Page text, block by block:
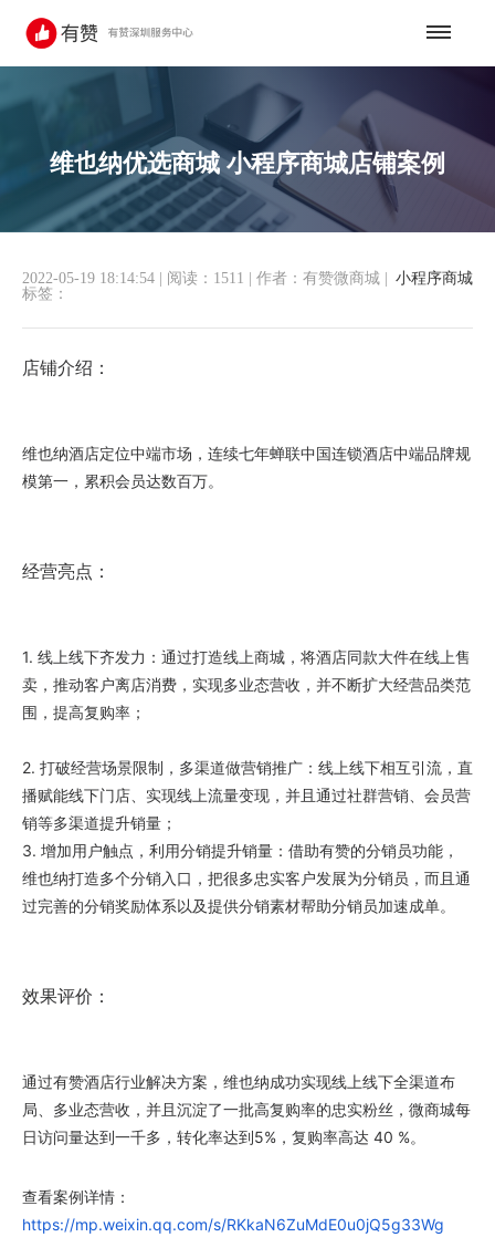
维也纳优选商城 小程序商城店铺案例
小程序商城
2022-05-19 18:14:54 阅读：1511 作者：有赞微商城
标签：
店铺介绍：
维也纳酒店定位中端市场，连续七年蝉联中国连锁酒店中端品牌规
模第一，累积会员达数百万。
经营亮点：
1. 线上线下齐发力：通过打造线上商城，将酒店同款大件在线上售
卖，推动客户离店消费，实现多业态营收，并不断扩大经营品类范
围，提高复购率；
2. 打破经营场景限制，多渠道做营销推广：线上线下相互引流，直
播赋能线下门店、实现线上流量变现，并且通过社群营销、会员营
销等多渠道提升销量；
3. 增加用户触点，利用分销提升销量：借助有赞的分销员功能，
维也纳打造多个分销入口，把很多忠实客户发展为分销员，而且通
过完善的分销奖励体系以及提供分销素材帮助分销员加速成单。
效果评价：
通过有赞酒店行业解决方案，维也纳成功实现线上线下全渠道布
局、多业态营收，并且沉淀了一批高复购率的忠实粉丝，微商城每
日访问量达到一千多，转化率达到5%，复购率高达 40 %。
查看案例详情：
https://mp.weixin.qq.com/s/RKkaN6ZuMdE0u0jQ5g33Wg